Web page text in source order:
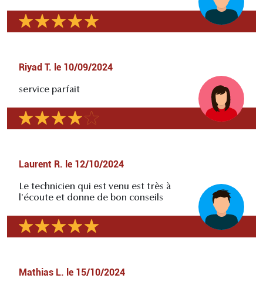
Riyad T. le 10/09/2024
service parfait
Laurent R. le 12/10/2024
Le technicien qui est venu est très à
l'écoute et donne de bon conseils
Mathias L. le 15/10/2024